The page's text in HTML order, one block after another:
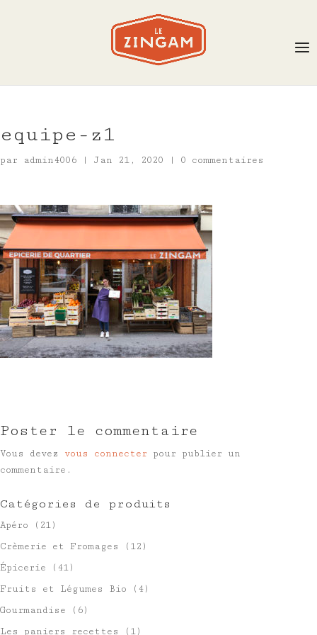
equipe-z1
par admin4006 | Jan 21, 2020 | 0 commentaires
Poster le commentaire
Vous devez vous connecter pour publier un
commentaire.
Catégories de produits
Apéro
(21)
Crèmerie et Fromages
(12)
Épicerie
(41)
Fruits et Légumes Bio
(4)
Gourmandise
(6)
Les paniers recettes
(1)